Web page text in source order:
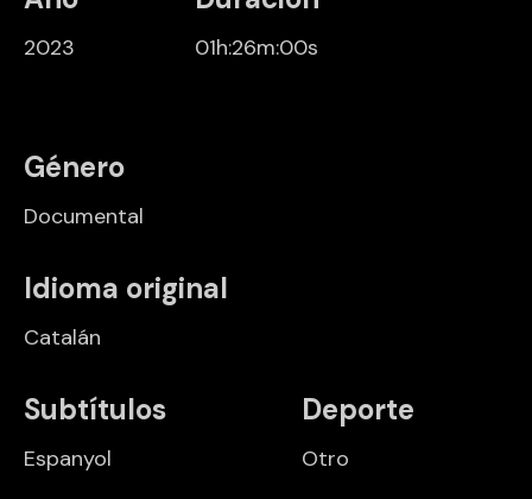
2023 01h:26m:00s
Género
Documental
Idioma original
Catalán
Subtítulos
Espanyol
Deporte
Otro